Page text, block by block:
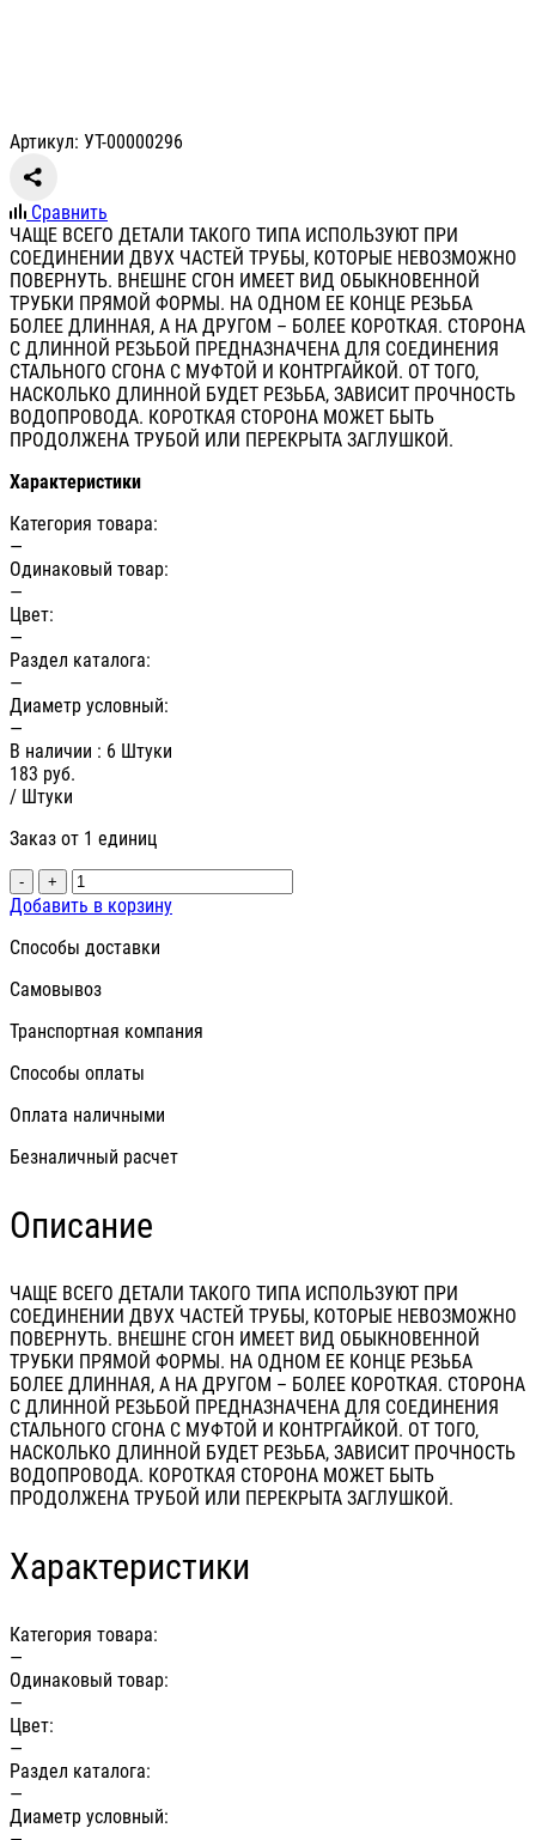
Артикул: УТ-00000296
Сравнить
ЧАЩЕ ВСЕГО ДЕТАЛИ ТАКОГО ТИПА ИСПОЛЬЗУЮТ ПРИ
СОЕДИНЕНИИ ДВУХ ЧАСТЕЙ ТРУБЫ, КОТОРЫЕ НЕВОЗМОЖНО
ПОВЕРНУТЬ. ВНЕШНЕ СГОН ИМЕЕТ ВИД ОБЫКНОВЕННОЙ
ТРУБКИ ПРЯМОЙ ФОРМЫ. НА ОДНОМ ЕЕ КОНЦЕ РЕЗЬБА
БОЛЕЕ ДЛИННАЯ, А НА ДРУГОМ – БОЛЕЕ КОРОТКАЯ. СТОРОНА
С ДЛИННОЙ РЕЗЬБОЙ ПРЕДНАЗНАЧЕНА ДЛЯ СОЕДИНЕНИЯ
СТАЛЬНОГО СГОНА С МУФТОЙ И КОНТРГАЙКОЙ. ОТ ТОГО,
НАСКОЛЬКО ДЛИННОЙ БУДЕТ РЕЗЬБА, ЗАВИСИТ ПРОЧНОСТЬ
ВОДОПРОВОДА. КОРОТКАЯ СТОРОНА МОЖЕТ БЫТЬ
ПРОДОЛЖЕНА ТРУБОЙ ИЛИ ПЕРЕКРЫТА ЗАГЛУШКОЙ.
Характеристики
Категория товара:
—
Одинаковый товар:
—
Цвет:
—
Раздел каталога:
—
Диаметр условный:
—
В наличии : 6 Штуки
183 руб.
/ Штуки
Заказ от 1 единиц
- +
Добавить в корзину
Способы доставки
Самовывоз
Транспортная компания
Способы оплаты
Оплата наличными
Безналичный расчет
Описание
ЧАЩЕ ВСЕГО ДЕТАЛИ ТАКОГО ТИПА ИСПОЛЬЗУЮТ ПРИ
СОЕДИНЕНИИ ДВУХ ЧАСТЕЙ ТРУБЫ, КОТОРЫЕ НЕВОЗМОЖНО
ПОВЕРНУТЬ. ВНЕШНЕ СГОН ИМЕЕТ ВИД ОБЫКНОВЕННОЙ
ТРУБКИ ПРЯМОЙ ФОРМЫ. НА ОДНОМ ЕЕ КОНЦЕ РЕЗЬБА
БОЛЕЕ ДЛИННАЯ, А НА ДРУГОМ – БОЛЕЕ КОРОТКАЯ. СТОРОНА
С ДЛИННОЙ РЕЗЬБОЙ ПРЕДНАЗНАЧЕНА ДЛЯ СОЕДИНЕНИЯ
СТАЛЬНОГО СГОНА С МУФТОЙ И КОНТРГАЙКОЙ. ОТ ТОГО,
НАСКОЛЬКО ДЛИННОЙ БУДЕТ РЕЗЬБА, ЗАВИСИТ ПРОЧНОСТЬ
ВОДОПРОВОДА. КОРОТКАЯ СТОРОНА МОЖЕТ БЫТЬ
ПРОДОЛЖЕНА ТРУБОЙ ИЛИ ПЕРЕКРЫТА ЗАГЛУШКОЙ.
Характеристики
Категория товара:
—
Одинаковый товар:
—
Цвет:
—
Раздел каталога:
—
Диаметр условный: